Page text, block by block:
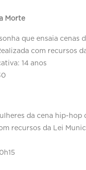
Morte
que ensaia cenas
com recursos
14 anos
da cena hip-
recursos da Lei